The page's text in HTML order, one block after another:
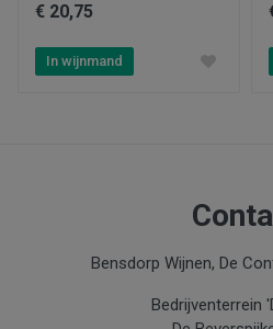
Type product
Wijn
Restant
€ 20,75
In wijnmand
Bensdorp Wijnen, De
Bedrijventerrein